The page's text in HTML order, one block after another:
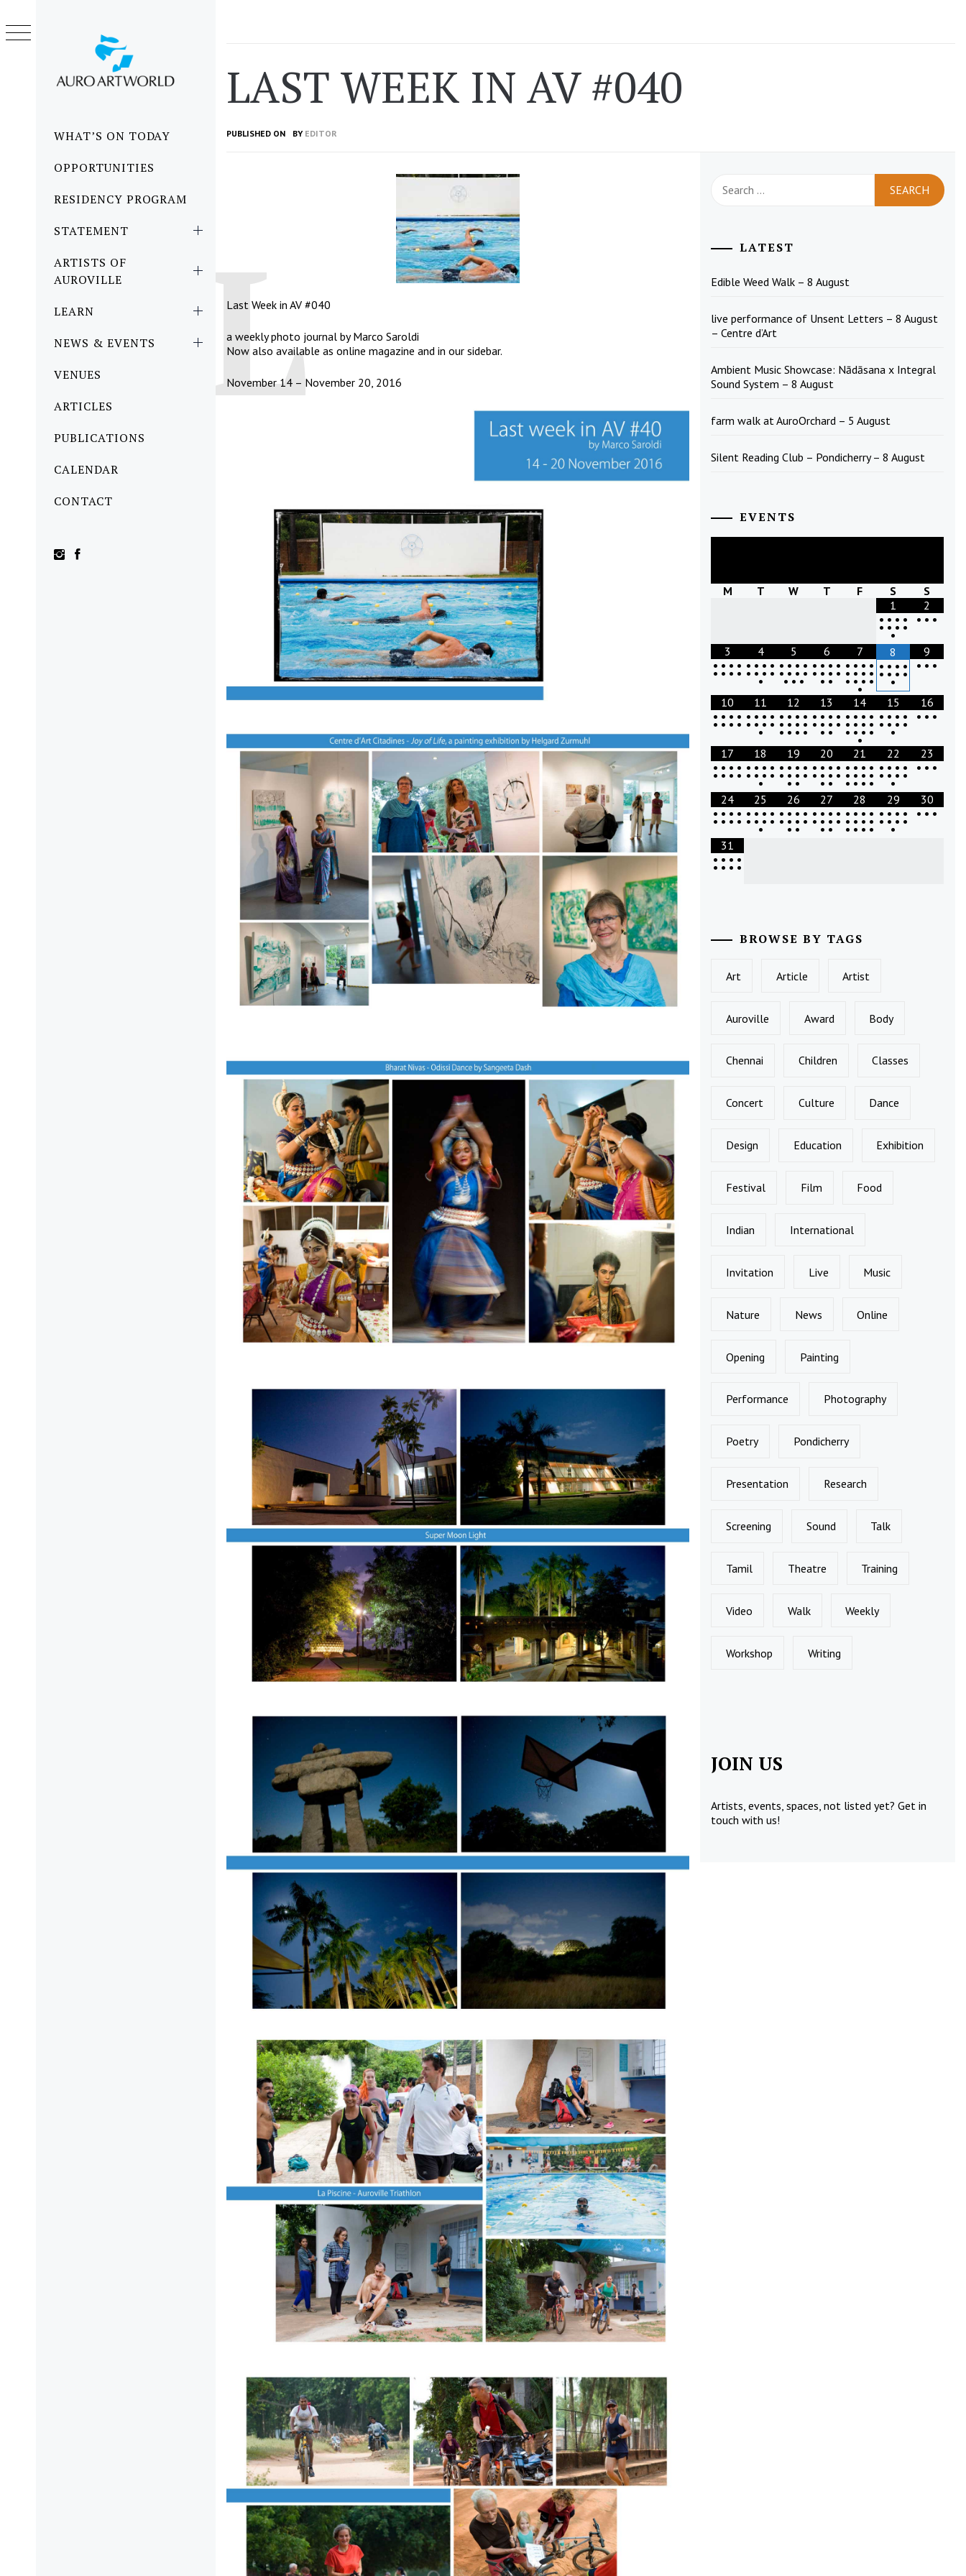
MenuWHAT’S ON TODAY
OPPORTUNITIES
RESIDENCY PROGRAM
STATEMENT
ARTISTS OF
AUROVILLE
LEARN
NEWS & EVENTS
VENUES
ARTICLES
PUBLICATIONS
CALENDAR
CONTACT
content
LAST WEEK IN AV #040
PUBLISHED ON BY EDITOR
Last Week in AV #040
a weekly photo journal byMarco Saroldi
Now also available as online magazine and in our sidebar.
November 14 – November 20, 2016
for:
LATEST
Edible Weed Walk – 8 August
live performance of Unsent Letters – 8 August
– Centre d’Art
Ambient Music Showcase: Nādāsana x Integral
Sound System – 8 August
farm walk at AuroOrchard – 5 August
Silent Reading Club – Pondicherry – 8 August
EVENTS
M T W T F S
S
1
• • • •
• • • •
•
2
• • •
3
• • • •
• • • •
4
• • • •
• • • •
•
5
• • • •
• • • •
• • •
6
• • • •
• • • •
• •
7
• • • •
• • • •
• • • •
•
8
• • • •
• • • •
•
9
• • •
10
• • • •
• • • •
11
• • • •
• • • •
•
12
• • • •
• • • •
• • • •
13
• • • •
• • • •
• •
14
• • • •
• • • •
• • • •
•
15
• • • •
• • • •
•
16
• • •
17
• • • •
• • • •
18
• • • •
• • • •
•
19
• • • •
• • • •
• •
20
• • • •
• • • •
• •
21
• • • •
• • • •
• • • •
22
• • • •
• • • •
•
23
• • •
24
• • • •
• • • •
25
• • • •
• • • •
•
26
• • • •
• • • •
• •
27
• • • •
• • • •
• •
28
• • • •
• • • •
• • • •
29
• • • •
• • • •
•
30
• • •
31
• • • •
• • • •
BROWSE BY TAGS
Art Article Artist
Auroville Award Body
Chennai Children Classes
Concert Culture Dance
Design Education Exhibition
Festival Film Food
Indian International
Invitation Live Music
Nature News Online
Opening Painting
Performance Photography
Poetry Pondicherry
Presentation Research
Screening Sound Talk
Tamil Theatre Training
Video Walk Weekly
Workshop Writing
JOIN US
Artists, events, spaces, not listed yet?Get in
touch with us!